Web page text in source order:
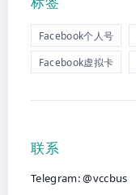
Facebook个人号
Facebook虚拟卡
联系
Telegram: @vccbus